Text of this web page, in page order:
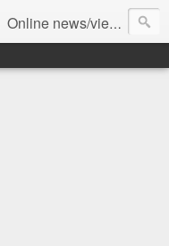
Online news/views JOURNAL... Connecting the community worldwide Editorial Director: Prem Chandran